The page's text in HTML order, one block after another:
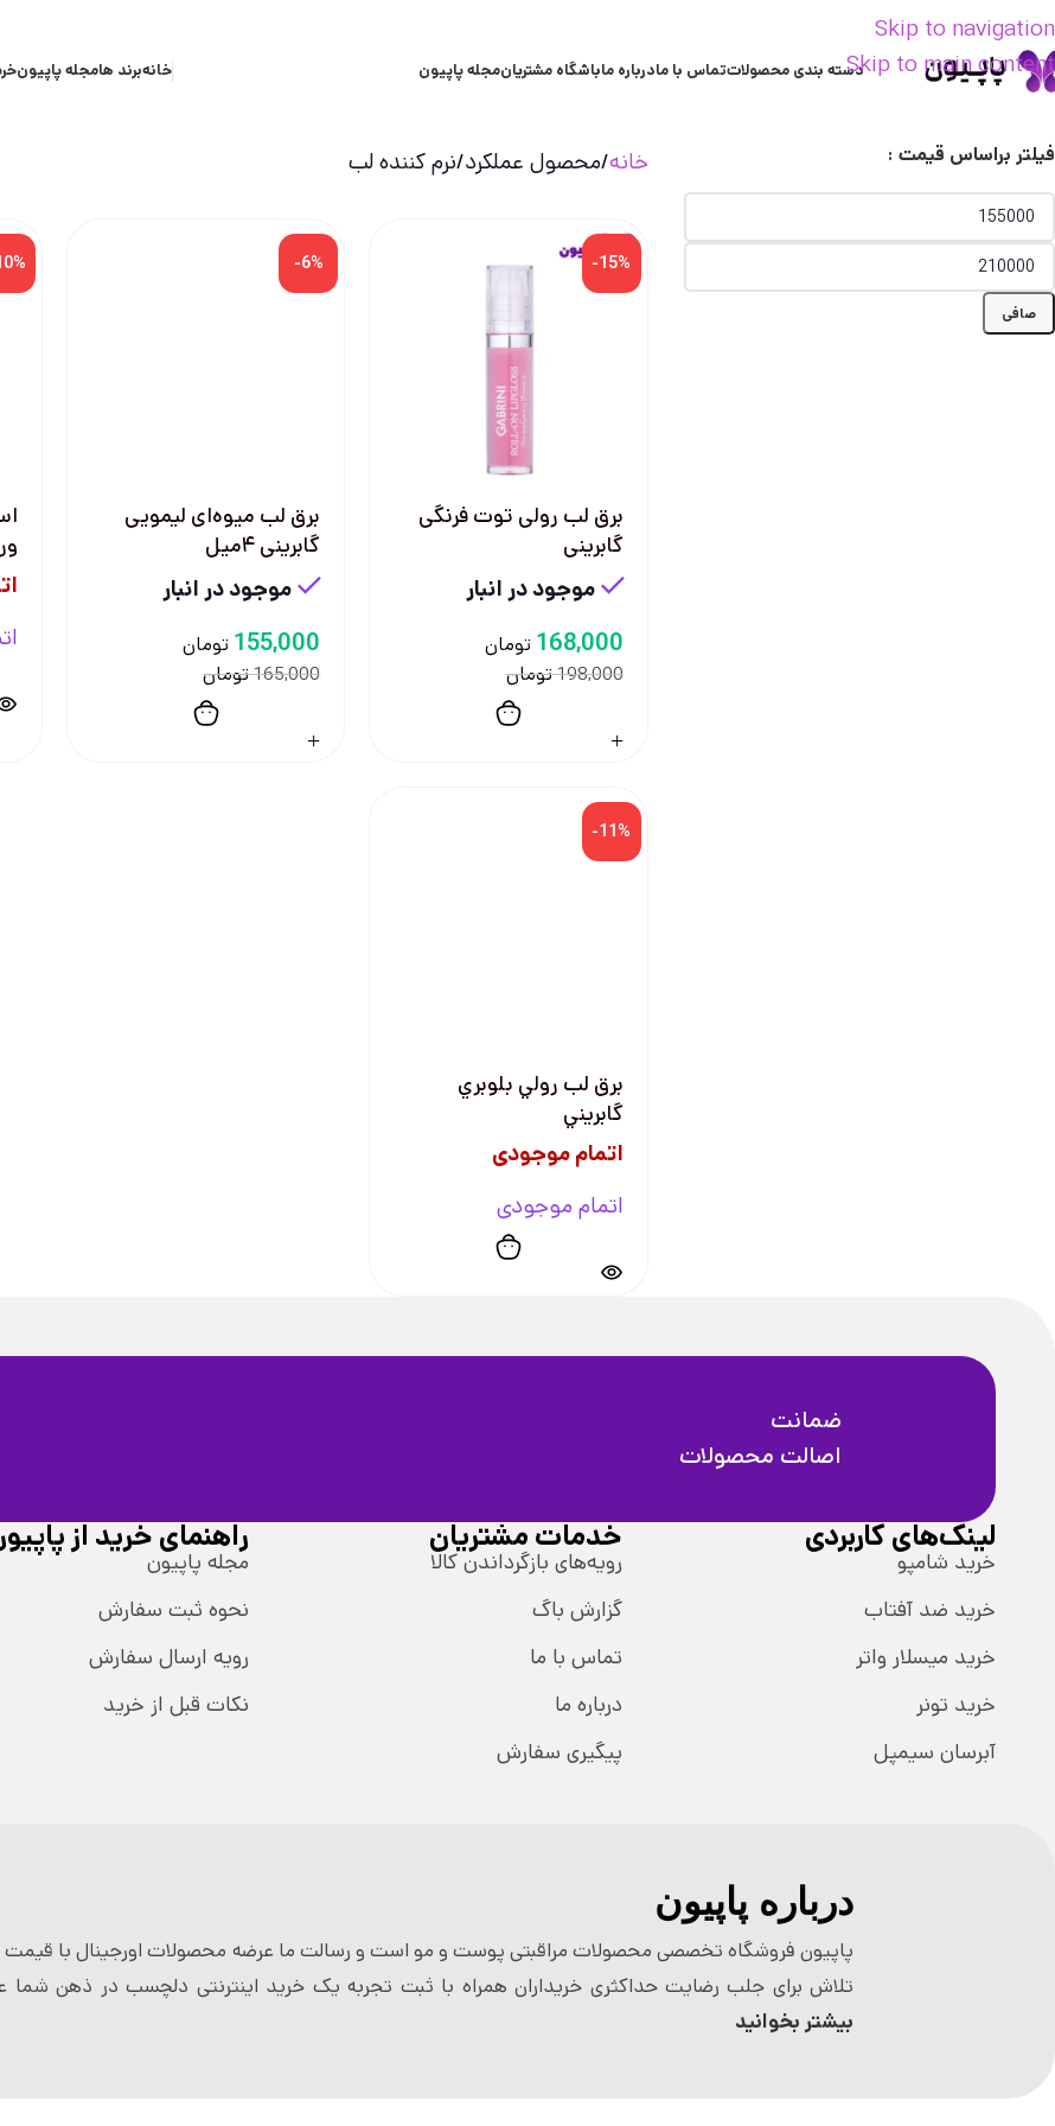
Skip to navigation
Skip to main contentدسته بندی محصولاتتماس با مادرباره ماباشگاه مشتریانمجله پاپیون خانهبرند هامجله پاپیون
فیلتر براساس قیمت :
صافی
خانه محصول عملکرد نرم کننده لب
-15%
برق لب رولی توت فرنگی
گابرینی
موجود در انبار
198,000تومان
168,000 تومان
-6%
برق لب میوه‌ای لیمویی
گابرینی ۴میل
موجود در انبار
165,000تومان
155,000 تومان
-11%
برق لب رولي بلوبري
گابريني
اتمام موجودی
اتمام موجودی
ضمانت
اصالت محصولات
لینک‌های کاربردی
خرید شامپو
خرید ضد آفتاب
خرید میسلار واتر
خرید تونر
آبرسان سیمپل
خدمات مشتریان
رویه‌های بازگرداندن کالا
گزارش باگ
تماس با ما
درباره ما
پیگیری سفارش
راهنمای خرید از
مجله پاپیون
نحوه ثبت سفارش
رویه ارسال سفارش
نکات قبل از خرید
درباره پاپیون
پاپیون فروشگاه تخصصی محصولات مراقبتی پوست و مو است و رسالت ما عرضه محصولات اورجینال با قیمت
تلاش برای جلب رضایت حداکثری خریداران همراه با ثبت تجربه یک خرید اینترنتی دلچسب در ذهن شما
بیشتر بخوانید